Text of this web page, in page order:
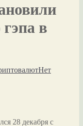
в
Нет
28 декабря с